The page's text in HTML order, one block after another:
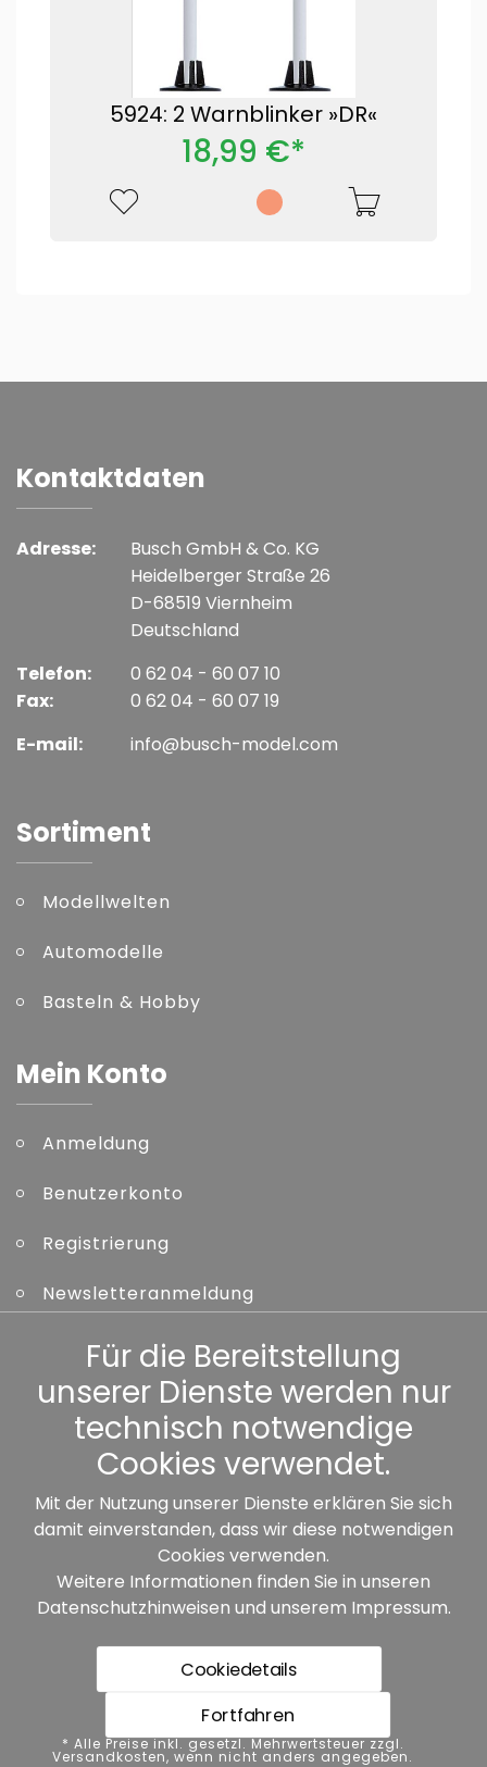
5924: 2 Warnblinker »DR«
18,99 €*
Kontaktdaten
Adresse:
Busch GmbH & Co. KG
Heidelberger Straße 26
D-68519 Viernheim
Deutschland
Telefon:
Fax:
0 62 04 - 60 07 10
0 62 04 - 60 07 19
E-mail:
info@busch-model.com
Sortiment
Modellwelten
Automodelle
Basteln & Hobby
Mein Konto
Anmeldung
Benutzerkonto
Registrierung
Newsletteranmeldung
Kennwort vergessen
Sonstiges
Unsere Partner:
* Alle Preise inkl. gesetzl. Mehrwertsteuer zzgl.
Versandkosten, wenn nicht anders angegeben.
Für die Bereitstellung
unserer Dienste werden nur
technisch notwendige
Cookies verwendet.
Mit der Nutzung unserer Dienste erklären Sie sich
damit einverstanden, dass wir diese notwendigen
Cookies verwenden.
Weitere Informationen finden Sie in unseren
Datenschutzhinweisen und unserem Impressum.
Cookiedetails
Fortfahren
* Alle Preise inkl. gesetzl. Mehrwertsteuer zzgl.
Versandkosten, wenn nicht anders angegeben.